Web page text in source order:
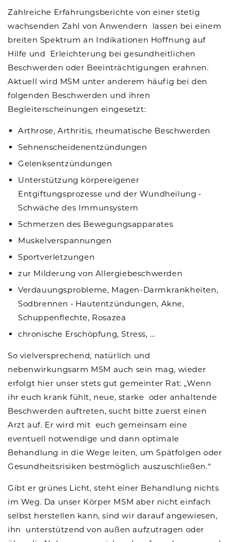
Zahlreiche Erfahrungsberichte von einer stetig
wachsenden Zahl von Anwendern lassen bei einem
breiten Spektrum an Indikationen Hoffnung auf
Hilfe und Erleichterung bei gesundheitlichen
Beschwerden oder Beeinträchtigungen erahnen.
Aktuell wird MSM unter anderem häufig bei den
folgenden Beschwerden und ihren
Begleiterscheinungen eingesetzt:
Arthrose, Arthritis, rheumatische Beschwerden
Sehnenscheidenentzündungen
Gelenksentzündungen
Unterstützung körpereigener
Entgiftungsprozesse und der Wundheilung •
Schwäche des Immunsystem
Schmerzen des Bewegungsapparates
Muskelverspannungen
Sportverletzungen
zur Milderung von Allergiebeschwerden
Verdauungsprobleme, Magen-Darmkrankheiten,
Sodbrennen • Hautentzündungen, Akne,
Schuppenflechte, Rosazea
chronische Erschöpfung, Stress, …
So vielversprechend, natürlich und
nebenwirkungsarm MSM auch sein mag, wieder
erfolgt hier unser stets gut gemeinter Rat: „Wenn
ihr euch krank fühlt, neue, starke oder anhaltende
Beschwerden auftreten, sucht bitte zuerst einen
Arzt auf. Er wird mit euch gemeinsam eine
eventuell notwendige und dann optimale
Behandlung in die Wege leiten, um Spätfolgen oder
Gesundheitsrisiken bestmöglich auszuschließen.“
Gibt er grünes Licht, steht einer Behandlung nichts
im Weg. Da unser Körper MSM aber nicht einfach
selbst herstellen kann, sind wir darauf angewiesen,
ihn unterstützend von außen aufzutragen oder